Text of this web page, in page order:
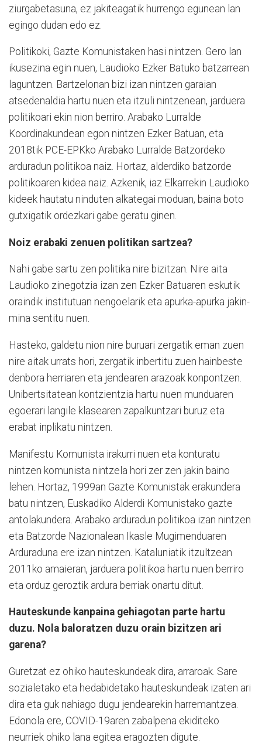
ziurgabetasuna, ez jakiteagatik hurrengo egunean lan
egingo dudan edo ez.
Politikoki, Gazte Komunistaken hasi nintzen. Gero lan
ikusezina egin nuen, Laudioko Ezker Batuko batzarrean
laguntzen. Bartzelonan bizi izan nintzen garaian
atsedenaldia hartu nuen eta itzuli nintzenean, jarduera
politikoari ekin nion berriro. Arabako Lurralde
Koordinakundean egon nintzen Ezker Batuan, eta
2018tik PCE-EPKko Arabako Lurralde Batzordeko
arduradun politikoa naiz. Hortaz, alderdiko batzorde
politikoaren kidea naiz. Azkenik, iaz Elkarrekin Laudioko
kideek hautatu ninduten alkategai moduan, baina boto
gutxigatik ordezkari gabe geratu ginen.
Noiz erabaki zenuen politikan sartzea?
Nahi gabe sartu zen politika nire bizitzan. Nire aita
Laudioko zinegotzia izan zen Ezker Batuaren eskutik
oraindik institutuan nengoelarik eta apurka-apurka jakin-
mina sentitu nuen.
Hasteko, galdetu nion nire buruari zergatik eman zuen
nire aitak urrats hori, zergatik inbertitu zuen hainbeste
denbora herriaren eta jendearen arazoak konpontzen.
Unibertsitatean kontzientzia hartu nuen munduaren
egoerari langile klasearen zapalkuntzari buruz eta
erabat inplikatu nintzen.
Manifestu Komunista irakurri nuen eta konturatu
nintzen komunista nintzela hori zer zen jakin baino
lehen. Hortaz, 1999an Gazte Komunistak erakundera
batu nintzen, Euskadiko Alderdi Komunistako gazte
antolakundera. Arabako arduradun politikoa izan nintzen
eta Batzorde Nazionalean Ikasle Mugimenduaren
Arduraduna ere izan nintzen. Kataluniatik itzultzean
2011ko amaieran, jarduera politikoa hartu nuen berriro
eta orduz geroztik ardura berriak onartu ditut.
Hauteskunde kanpaina gehiagotan parte hartu
duzu. Nola baloratzen duzu orain bizitzen ari
garena?
Guretzat ez ohiko hauteskundeak dira, arraroak. Sare
sozialetako eta hedabidetako hauteskundeak izaten ari
dira eta guk nahiago dugu jendearekin harremantzea.
Edonola ere, COVID-19aren zabalpena ekiditeko
neurriek ohiko lana egitea eragozten digute.